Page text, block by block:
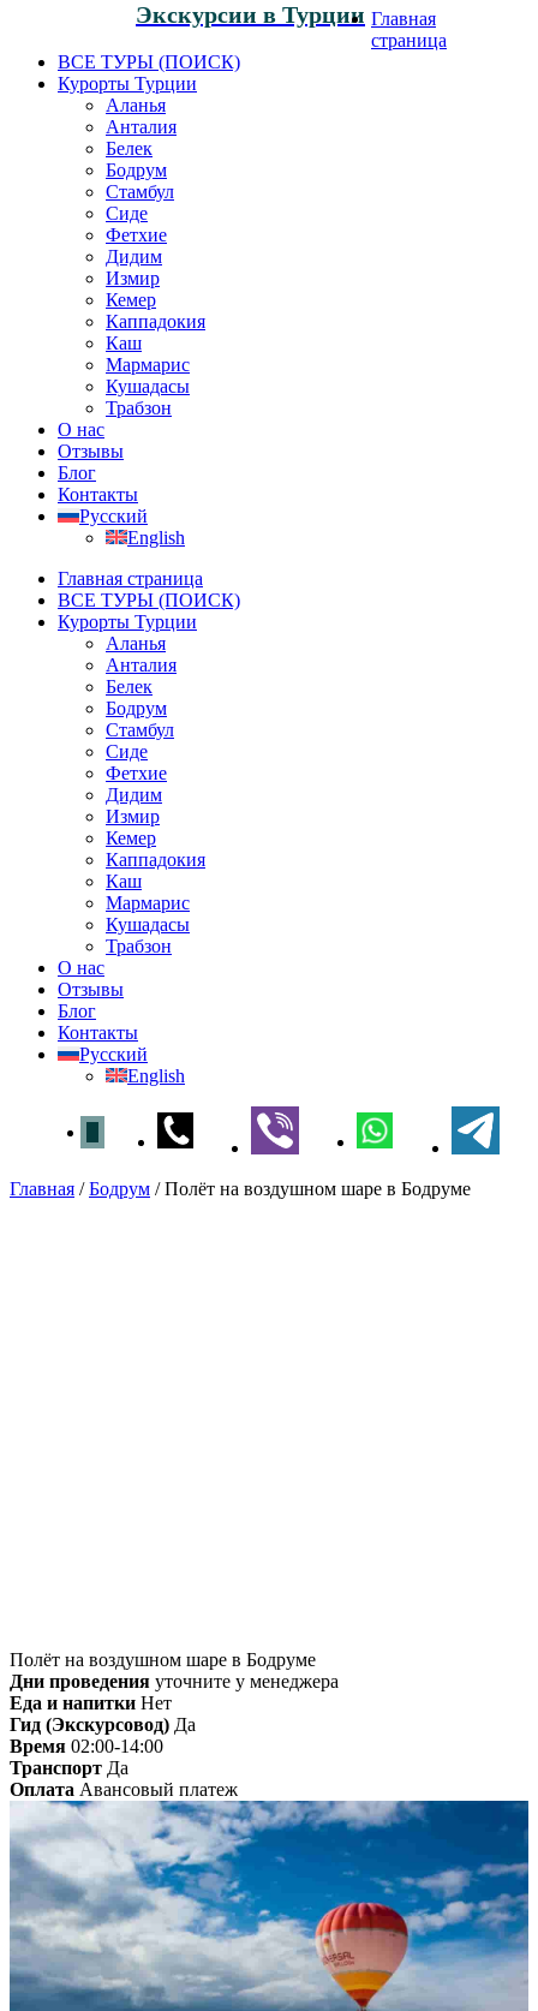
Экскурсии в Турции Главная
страница
ВСЕ ТУРЫ (ПОИСК)
Курорты Турции
Аланья
Анталия
Белек
Бодрум
Стамбул
Сиде
Фетхие
Дидим
Измир
Кемер
Каппадокия
Каш
Мармарис
Кушадасы
Трабзон
О нас
Отзывы
Блог
Контакты
Русский
English
Главная страница
ВСЕ ТУРЫ (ПОИСК)
Курорты Турции
Аланья
Анталия
Белек
Бодрум
Стамбул
Сиде
Фетхие
Дидим
Измир
Кемер
Каппадокия
Каш
Мармарис
Кушадасы
Трабзон
О нас
Отзывы
Блог
Контакты
Русский
English
Главная /Бодрум /Полёт на воздушном шаре в Бодруме
Полёт на воздушном шаре в Бодруме
Дни проведения уточните у менеджера
Еда и напитки Нет
Гид (Экскурсовод) Да
Время 02:00-14:00
Транспорт Да
Оплата Авансовый платеж